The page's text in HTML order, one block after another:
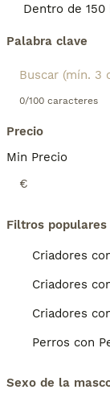
Palabra clave
0/100 caracteres
Precio
Min Precio
€
Filtros populares
Criadores
Criadores
Criadores
Perros con
Sexo de la